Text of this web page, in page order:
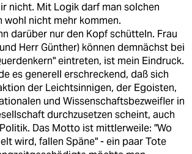
nicht. Mit Logik darf man solchen
wohl nicht mehr kommen.
darüber nur den Kopf schütteln. Frau
Herr Günther) können demnächst bei
eintreten, ist mein Eindruck.
es generell erschreckend, daß sich
der Leichtsinnigen, der Egoisten,
und Wissenschaftsbezweifler in
durchzusetzen scheint, auch
Das Motto ist mittlerweile: "Wo
wird, fallen Späne" - ein paar Tote